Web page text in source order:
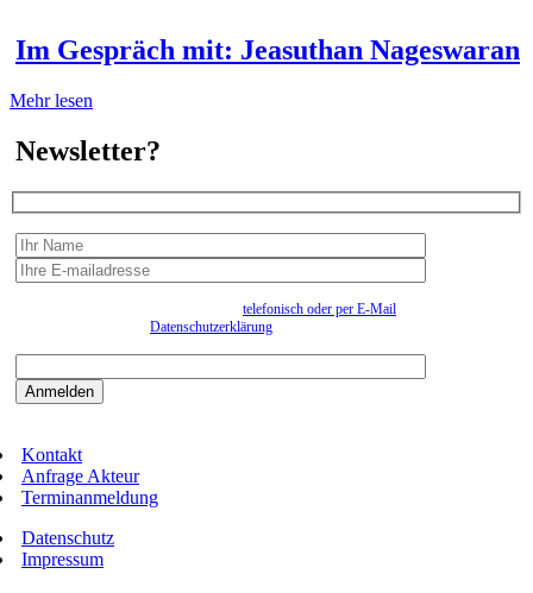
Im Gespräch mit: Jeasuthan Nageswaran
Mehr lesen
Newsletter?
telefonisch oder per E-Mail
Datenschutzerklärung
Kontakt
Anfrage Akteur
Terminanmeldung
Datenschutz
Impressum